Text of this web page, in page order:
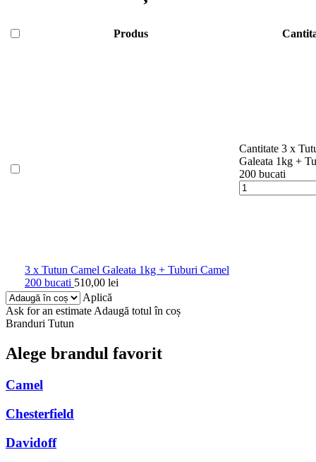
Produs
3 x Tutun Camel Galeata 1kg + Tuburi Camel
200 bucati 510,00 lei
Cantitate 3 x
Galeata 1kg +
200 bucati
Aplică
Ask for an estimate Adaugă totul în coș
Branduri Tutun
Alege brandul favorit
Camel
Chesterfield
Davidoff